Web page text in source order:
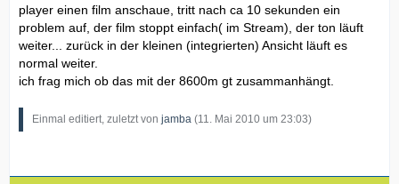
player einen film anschaue, tritt nach ca 10 sekunden ein
problem auf, der film stoppt einfach( im Stream), der ton läuft
weiter... zurück in der kleinen (integrierten) Ansicht läuft es
normal weiter.
ich frag mich ob das mit der 8600m gt zusammanhängt.
Einmal editiert, zuletzt von jamba (11. Mai 2010 um 23:03)